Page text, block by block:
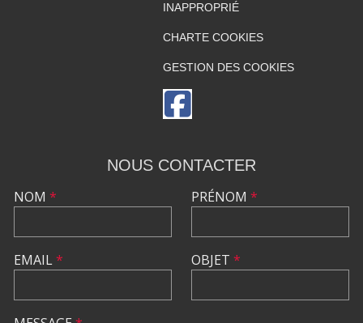
INAPPROPRIÉ
CHARTE COOKIES
GESTION DES COOKIES
NOUS CONTACTER
NOM *
EMAIL*
PRÉNOM *
OBJET *